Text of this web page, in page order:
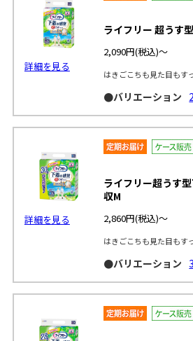
詳細を見る
ライフリー 超うす
2,090円(税込)～
はきごこちも見た目もす
●バリエーション
詳細を見る
ライフリー超うす
収M
2,860円(税込)～
はきごこちも見た目もす
●バリエーション